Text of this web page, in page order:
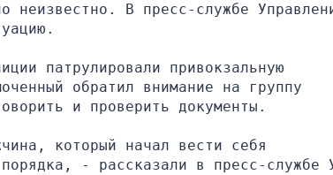
неизвестно. В пресс-службе
патрулировали привокзальную
обратил внимание на группу
и проверить документы.
который начал вести себя
- рассказали в пресс-службе